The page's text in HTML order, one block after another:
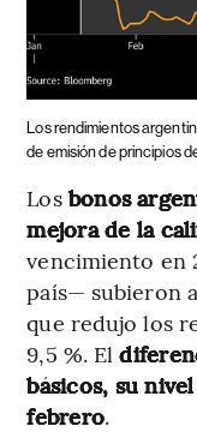
Los rendimientos
de emisión de principios
Los bonos
mejora de la
vencimiento en
país— subieron
que redujo los
9,5 %. El
básicos, su
febrero.